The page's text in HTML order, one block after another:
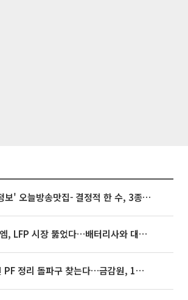
'2TV 생생정보' 오늘방송맛집- 결정적 한 수, 3종 메밀면! 메밀 소바 맛집 '의○○○○'
포스코퓨처엠, LFP 시장 뚫었다…배터리사와 대규모 장기 공급 합의
정리 돌파구 찾는다…금감원, 1년 반 만에 매각설명회 재개